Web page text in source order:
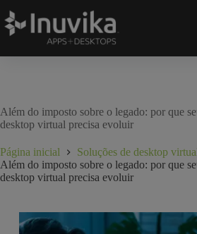
Além do imposto sobre o legado: por que
desktop virtual precisa evoluir
Página inicial
Soluções de desktop
Além do imposto sobre o legado: por que
desktop virtual precisa evoluir